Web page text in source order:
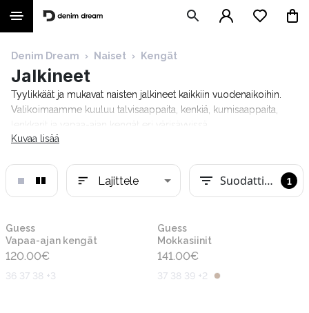
Denim Dream › Naiset › Kengät
Jalkineet
Tyylikkäät ja mukavat naisten jalkineet kaikkiin vuodenaikoihin.
Valikoimaamme kuuluu talvisaappaita, kenkiä, kumisaappaita,
Kuvaa lisää
Lajittele Suodattimet 1
Guess
Vapaa-ajan kengät
120.00€
36 37 38 +3
Guess
Mokkasiinit
141.00€
37 38 39 +2